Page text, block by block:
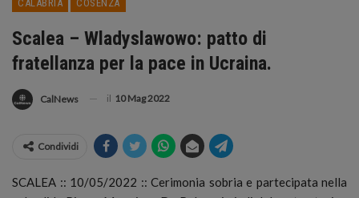
CALABRIA COSENZA
Scalea – Wladyslawowo: patto di
fratellanza per la pace in Ucraina.
CalNews il 10 Mag 2022
Condividi
SCALEA :: 10/05/2022 :: Cerimonia sobria e partecipata nella